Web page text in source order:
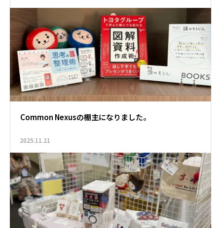
Common Nexusの棚主になりました。
2025.11.21